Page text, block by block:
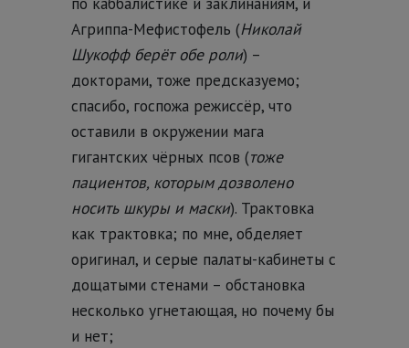
Агриппа-Мефистофель (Николай
Шукофф берёт обе роли) –
докторами, тоже предсказуемо;
спасибо, госпожа режиссёр, что
оставили в окружении мага
гигантских чёрных псов (тоже
пациентов, которым дозволено
носить шкуры и маски). Трактовка
как трактовка; по мне, обделяет
оригинал, и серые палаты-кабинеты с
дощатыми стенами – обстановка
несколько угнетающая, но почему бы
и нет;